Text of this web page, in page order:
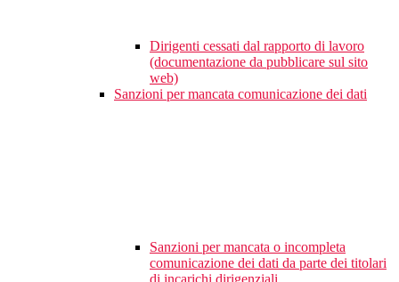
Dirigenti cessati dal rapporto di lavoro
(documentazione da pubblicare sul sito
web)
Sanzioni per mancata comunicazione dei dati
Sanzioni per mancata o incompleta
comunicazione dei dati da parte dei titolari